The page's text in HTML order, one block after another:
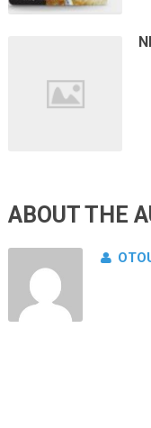
ABOUT THE